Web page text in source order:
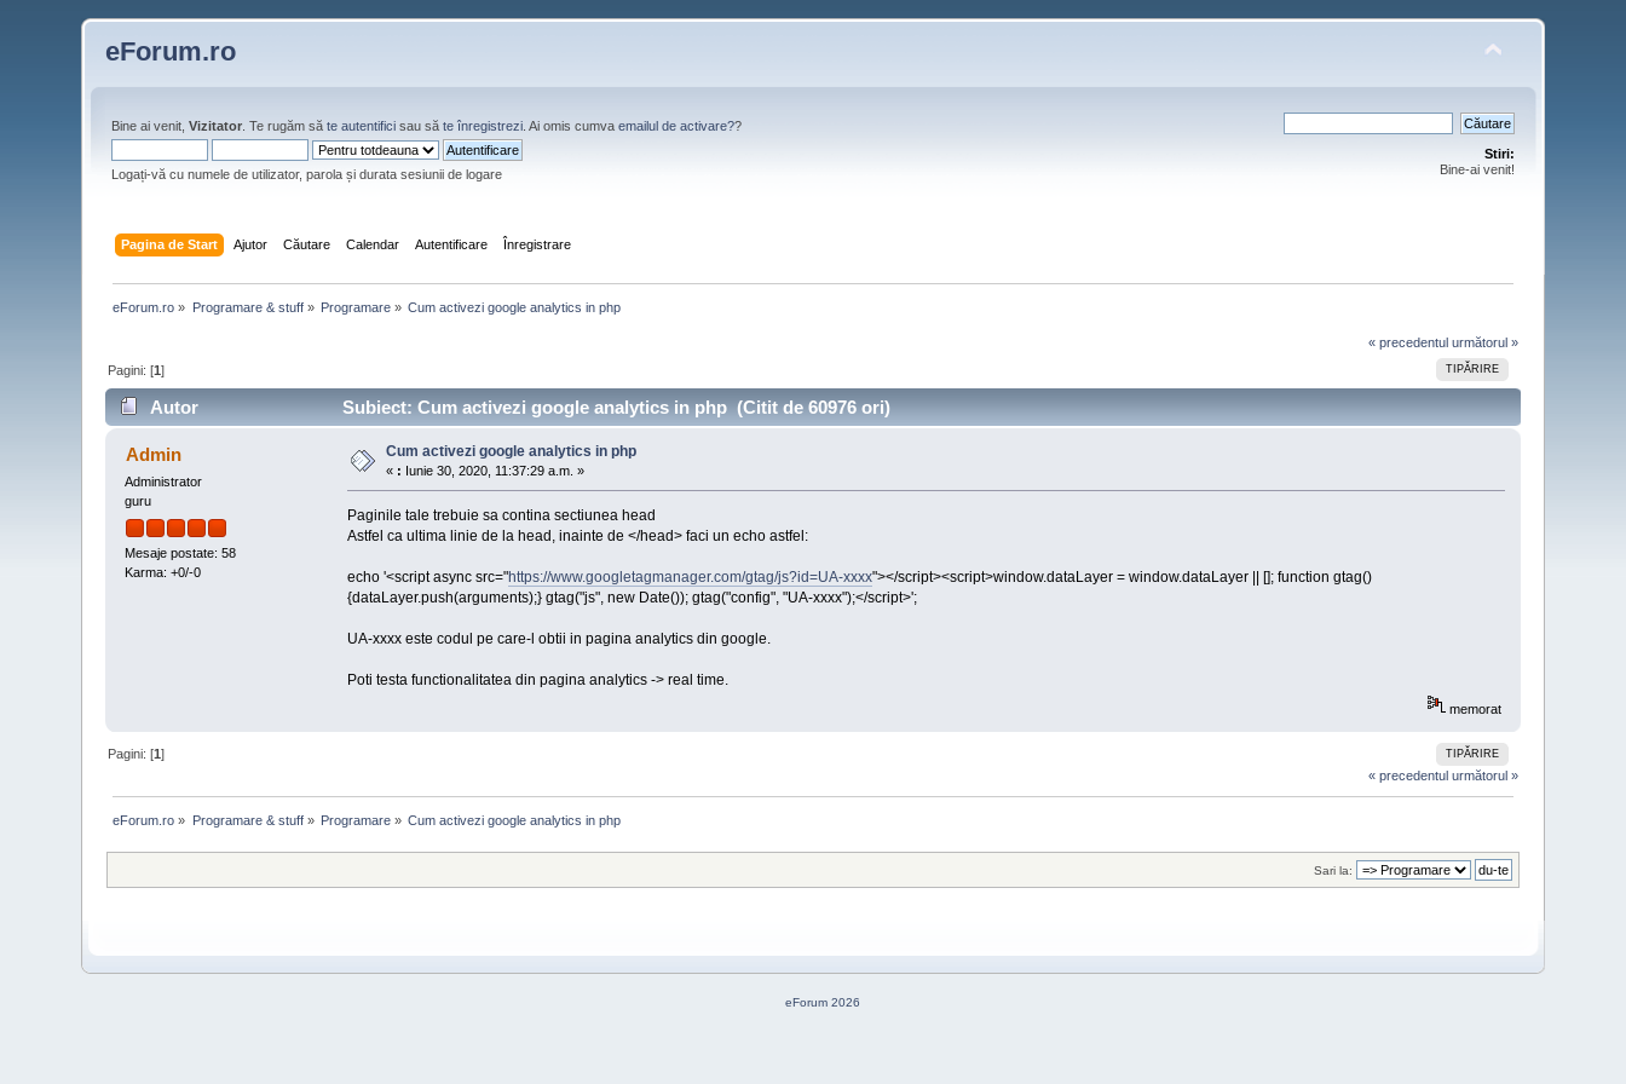
eForum.ro
Bine ai venit,Vizitator . Te rugăm săte autentifici sau săte înregistrezi . Ai omis cumvaemailul de activare??
Logați-vă cu numele de utilizator, parola și durata sesiunii de logare
Stiri:
Bine-ai venit!
Pagina de Start Ajutor Căutare Calendar Autentificare Înregistrare
eForum.ro » Programare & stuff» Programare » Cum activezi google analytics in php
« precedentul următorul »
TIPĂRIRE
Pagini: [1]
Autor Subiect: Cum activezi google analytics in php (Citit de 60976 ori)
Admin
Administrator
guru
Mesaje postate: 58
Karma: +0/-0
Cum activezi google analytics in php
« : Iunie 30, 2020, 11:37:29 a.m. »
Paginile tale trebuie sa contina sectiunea head
Astfel ca ultima linie de la head, inainte de </head> faci un echo astfel:
echo '<script async src="https://www.googletagmanager.com/gtag/js?id=UA-xxxx"></script><script>window.dataLayer = window.dataLayer || []; function gtag()
{dataLayer.push(arguments);} gtag("js", new Date()); gtag("config", "UA-xxxx");</script>';
UA-xxxx este codul pe care-l obtii in pagina analytics din google.
Poti testa functionalitatea din pagina analytics -> real time.
memorat
TIPĂRIRE
Pagini: [1]
« precedentul următorul »
eForum.ro » Programare & stuff» Programare » Cum activezi google analytics in php
Sari la:
eForum 2026